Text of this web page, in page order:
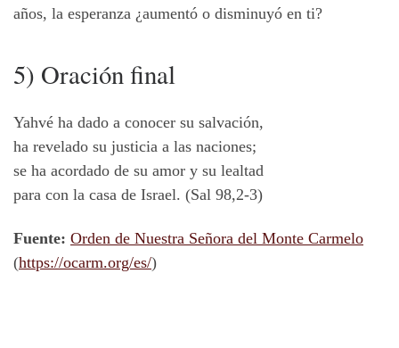
años, la esperanza ¿aumentó o disminuyó en ti?
5) Oración final
Yahvé ha dado a conocer su salvación,
ha revelado su justicia a las naciones;
se ha acordado de su amor y su lealtad
para con la casa de Israel. (Sal 98,2-3)
Fuente: Orden de Nuestra Señora del Monte Carmelo
(https://ocarm.org/es/)